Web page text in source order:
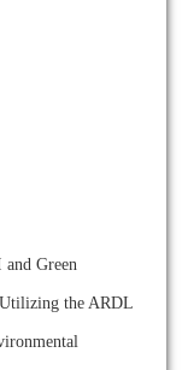
Green
the ARDL